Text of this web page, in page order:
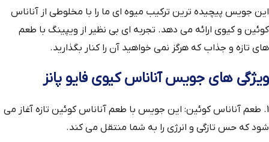
این جویس پیچیده‌ ترین ترکیب میوه‌ ای ما را با مخلوطی از آناناس
کوئین و کیوی ارائه می‌ دهد. تجربه‌ ای بی‌ نظیر از ویپینگ با طعم‌
های تازه و جذاب که هرگز نمی‌ خواهید آن را کنار بگذارید.
ویژگی‌ های جویس آناناس کیوی فایو پانز
1. طعم آناناس کوئین: این جویس با طعم آناناس کوئین تازه آغاز می‌
شود که حس تازگی و انرژی را به شما منتقل می‌ کند.